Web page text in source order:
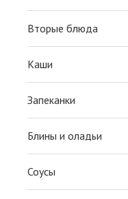
Вторые блюда
Каши
Запеканки
Блины и оладьи
Соусы